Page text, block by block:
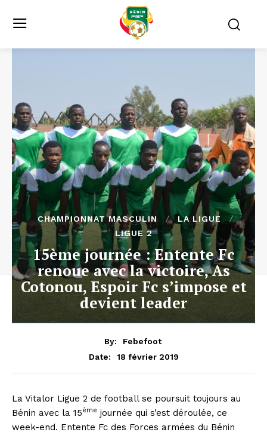
CHAMPIONNAT MASCULIN
LA LIGUE
LIGUE 2
15ème journée : Entente Fc
renoue avec la victoire, As
Cotonou, Espoir Fc s’impose et
devient leader
By:
Febefoot
Date:
18 février 2019
La Vitalor Ligue 2 de football se poursuit toujours au
Bénin avec la 15ème journée qui s’est déroulée, ce
week-end. Entente Fc des Forces armées du Bénin